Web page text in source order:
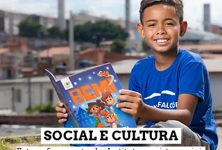
SOCIAL E CULTURA